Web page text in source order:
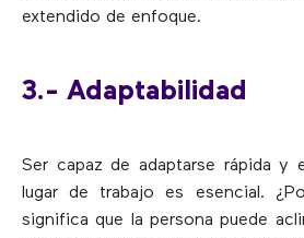
extendido de enfoque.
3.- Adaptabilidad
Ser capaz de adaptarse rápida y
lugar de trabajo es esencial.
significa que la persona puede